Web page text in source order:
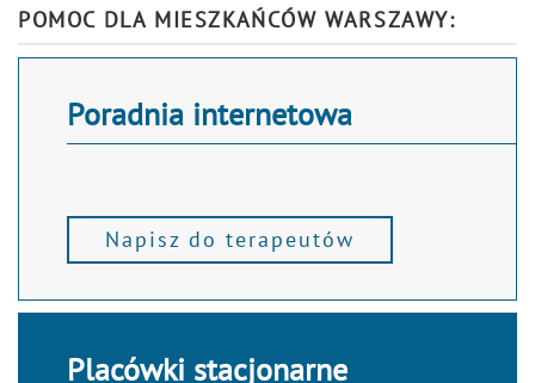
POMOC DLA MIESZKAŃCÓW WARSZAWY:
Poradnia internetowa
Napisz do terapeutów
Placówki stacjonarne